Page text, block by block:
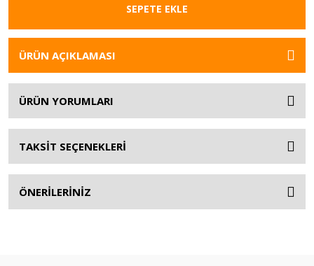
SEPETE EKLE
ÜRÜN AÇIKLAMASI
ÜRÜN YORUMLARI
TAKSİT SEÇENEKLERİ
ÖNERİLERİNİZ